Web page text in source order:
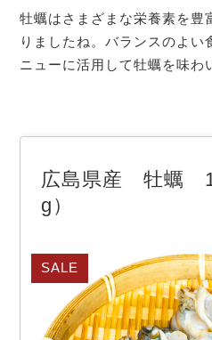
牡蠣はさまざまな栄養素を豊
りましたね。バランスのよい
ニューに活用して牡蠣を味わ
広島県産 牡蠣
g）
SALE